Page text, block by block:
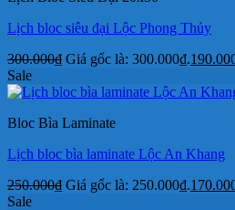
Lịch bloc siêu đại Lộc Phong Thủy
300.000₫ Giá gốc là: 300.000₫.
Sale
Bloc Bìa Laminate
Lịch bloc bìa laminate Lộc An Khang
250.000₫ Giá gốc là: 250.000₫.
Sale